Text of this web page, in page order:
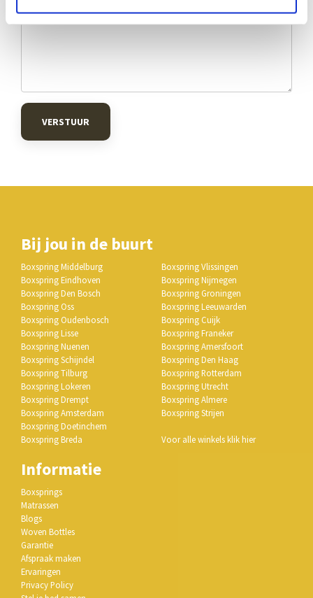
VERSTUUR
Bij jou in de buurt
Boxspring Middelburg
Boxspring Eindhoven
Boxspring Den Bosch
Boxspring Oss
Boxspring Oudenbosch
Boxspring Lisse
Boxspring Nuenen
Boxspring Schijndel
Boxspring Tilburg
Boxspring Lokeren
Boxspring Drempt
Boxspring Amsterdam
Boxspring Doetinchem
Boxspring Breda
Boxspring Vlissingen
Boxspring Nijmegen
Boxspring Groningen
Boxspring Leeuwarden
Boxspring Cuijk
Boxspring Franeker
Boxspring Amersfoort
Boxspring Den Haag
Boxspring Rotterdam
Boxspring Utrecht
Boxspring Almere
Boxspring Strijen
Voor alle winkels klik hier
Informatie
Boxsprings
Matrassen
Blogs
Woven Bottles
Garantie
Afspraak maken
Ervaringen
Privacy Policy